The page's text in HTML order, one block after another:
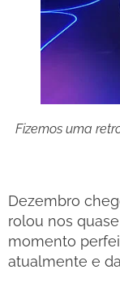
Fizemos uma
Dezembro
rolou nos
momento
atualmente e